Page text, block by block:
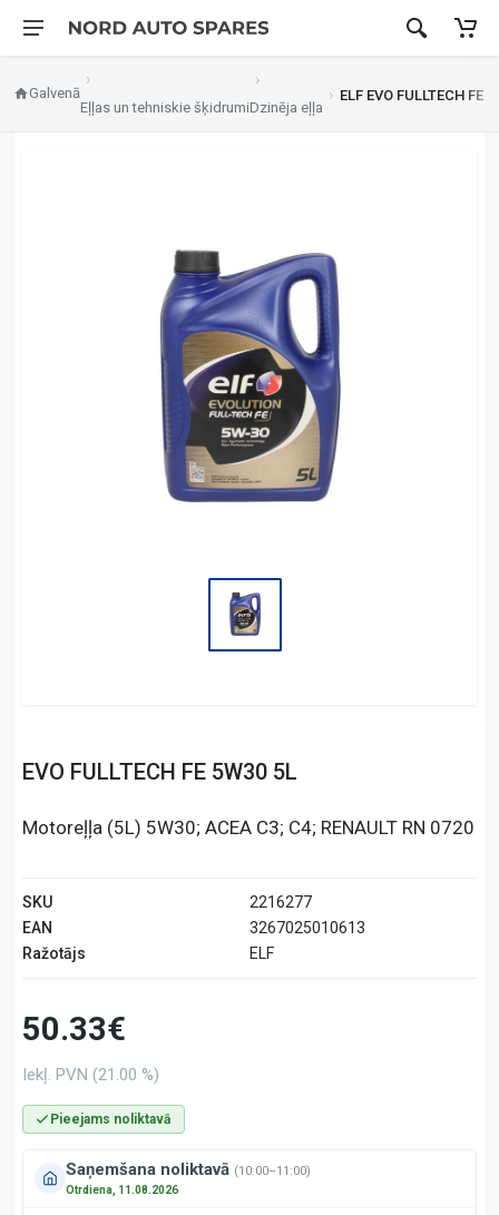
Galvenā
Eļļas un tehniskie šķidrumiDzinēja eļļa
ELF EVO FULLTECH FE
EVO FULLTECH FE 5W30 5L
Motoreļļa (5L) 5W30; ACEA C3; C4; RENAULT RN 0720
SKU
2216277
EAN
3267025010613
Ražotājs
ELF
50.33€
Iekļ. PVN (21.00 %)
Pieejams noliktavā
Saņemšana noliktavā (10:00–11:00)
Otrdiena, 11.08.2026